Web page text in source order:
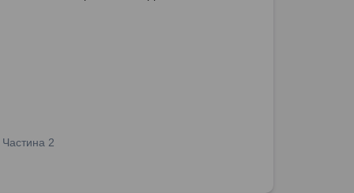
Частина 2